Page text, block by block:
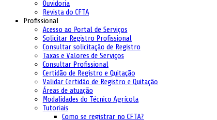
Ouvidoria
Revista do CFTA
Profissional
Acesso ao Portal de Serviços
Solicitar Registro Profissional
Consultar solicitação de Registro
Taxas e Valores de Serviços
Consultar Profissional
Certidão de Registro e Quitação
Validar Certidão de Registro e Quitação
Áreas de atuação
Modalidades do Técnico Agrícola
Tutoriais
Como se registrar no CFTA?